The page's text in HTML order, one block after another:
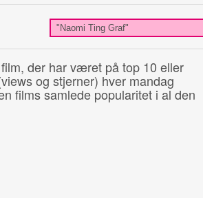
der har været på top 10 eller
og stjerner) hver mandag
films samlede popularitet i al den